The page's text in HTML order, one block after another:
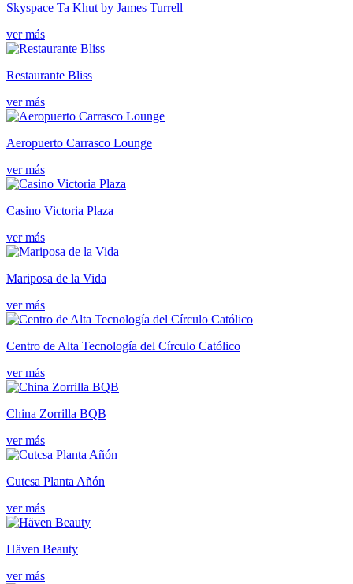
Skyspace Ta Khut by James Turrell
ver más
Restaurante Bliss
ver más
Aeropuerto Carrasco Lounge
ver más
Casino Victoria Plaza
ver más
Mariposa de la Vida
ver más
Centro de Alta Tecnología del Círculo Católico
ver más
China Zorrilla BQB
ver más
Cutcsa Planta Añón
ver más
Häven Beauty
ver más